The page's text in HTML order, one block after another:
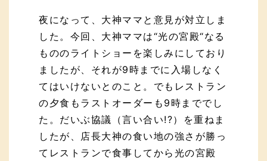
夜になって、大神ママと意見が対立しま
した。今回、大神ママは“光の宮殿“なる
もののライトショーを楽しみにしており
ましたが、それが9時までに入場しなく
てはいけないとのこと。でもレストラン
の夕食もラストオーダーも9時まででし
た。だいぶ協議（言い合い!?）を重ねま
したが、店長大神の食い地の強さが勝っ
てレストランで食事してから光の宮殿